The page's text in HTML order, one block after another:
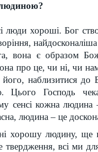
люди хороші. Бог
вона є образом
про це, чи ні, чи
наблизитися до
Цього Господь
сенсі кожна людина
людина – це
хорошу людину, ще
всі ми